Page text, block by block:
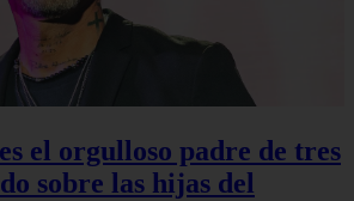
el orgulloso padre de tres
sobre las hijas del